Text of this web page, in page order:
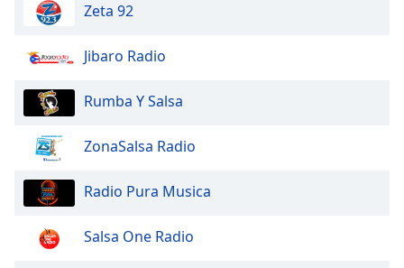
Zeta 92
Jibaro Radio
Rumba Y Salsa
ZonaSalsa Radio
Radio Pura Musica
Salsa One Radio